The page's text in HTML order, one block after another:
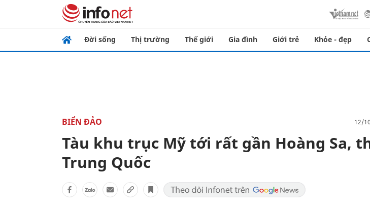
Đời sống Thị trường Thế giới Gia đình Giới trẻ Khỏe - đẹp
BIỂN ĐẢO 12/
Tàu khu trục Mỹ tới rất gần Hoàng Sa,
Trung Quốc